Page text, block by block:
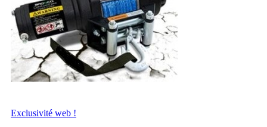
Exclusivité web !